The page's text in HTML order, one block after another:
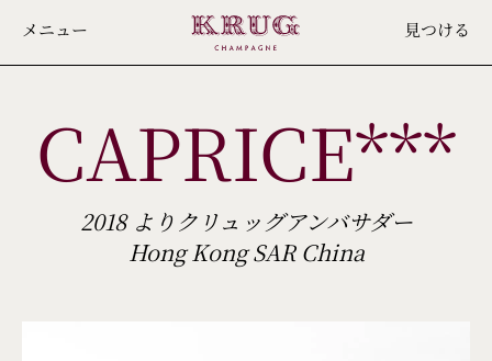
メニュー 見つける
CAPRICE***
2018 よりクリュッグアンバサダー
Hong Kong SAR China